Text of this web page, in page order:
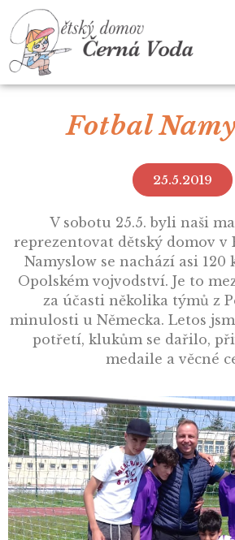
Fotbal
25.5.2019
V sobotu 25.5. byli naši
reprezentovat dětský domov v
Namyslow se nachází asi 120
Opolském vojvodství. Je to
za účasti několika týmů z
minulosti u Německa. Letos
potřetí, klukům se dařilo,
medaile a věcné